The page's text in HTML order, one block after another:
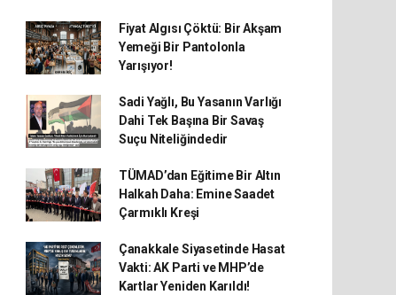
Fiyat Algısı Çöktü: Bir Akşam
Yemeği Bir Pantolonla
Yarışıyor!
Sadi Yağlı, Bu Yasanın Varlığı
Dahi Tek Başına Bir Savaş
Suçu Niteliğindedir
TÜMAD’dan Eğitime Bir Altın
Halkah Daha: Emine Saadet
Çarmıklı Kreşi
Çanakkale Siyasetinde Hasat
Vakti: AK Parti ve MHP’de
Kartlar Yeniden Karıldı!